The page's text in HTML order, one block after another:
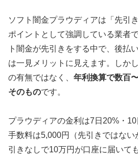
ソフト闇金プラウディアは「先引
ポイントとして強調している業者
ト闇金が先引きをする中で、後払
は一見メリットに見えます。しか
の有無ではなく、 年利換算で数百
そのものです。
プラウディアの金利は7日20%・10
手数料は5,000円（先引きではな
引きなしで10万円が口座に届いて